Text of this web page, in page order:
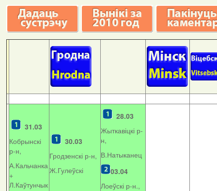
31.03
Кобрынскі
р-н,
А.Кальчанка
+
Л.Каўтунчык
30.03
Гродзенскі р-н,
Ж.Гулеўскі
28.03
Жыткавіцкі р-
н,
В.Натыканец
03.04
Лоеўскі р-н.,